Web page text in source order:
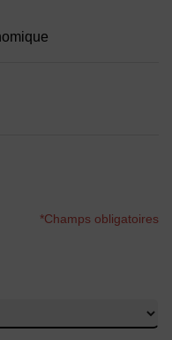
*Champs obligatoires